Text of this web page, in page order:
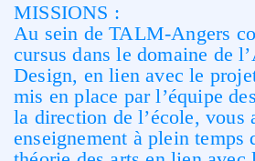
MISSIONS :
Au sein de TALM-Angers
cursus dans le domaine de
Design, en lien avec le
mis en place par l’équipe
la direction de l’école, vous
enseignement à plein temps